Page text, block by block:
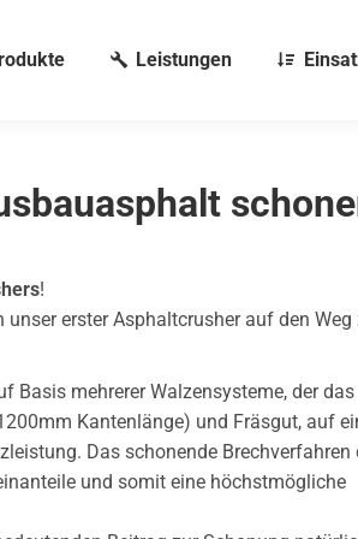
Leistungen
!
erster Asphaltcrusher auf den Weg
Basis mehrerer Walzensysteme, der das
Kantenlänge) und Fräsgut, auf
Das schonende Brechverfahren
und somit eine höchstmögliche